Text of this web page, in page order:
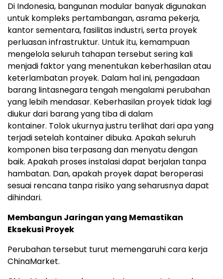
Di Indonesia, bangunan modular banyak digunakan
untuk kompleks pertambangan, asrama pekerja,
kantor sementara, fasilitas industri, serta proyek
perluasan infrastruktur. Untuk itu, kemampuan
mengelola seluruh tahapan tersebut sering kali
menjadi faktor yang menentukan keberhasilan atau
keterlambatan proyek. Dalam hal ini, pengadaan
barang lintasnegara tengah mengalami perubahan
yang lebih mendasar. Keberhasilan proyek tidak lagi
diukur dari barang yang tiba di dalam
kontainer. Tolok ukurnya justru terlihat dari apa yang
terjadi setelah kontainer dibuka. Apakah seluruh
komponen bisa terpasang dan menyatu dengan
baik. Apakah proses instalasi dapat berjalan tanpa
hambatan. Dan, apakah proyek dapat beroperasi
sesuai rencana tanpa risiko yang seharusnya dapat
dihindari.
Membangun Jaringan yang Memastikan
Eksekusi Proyek
Perubahan tersebut turut memengaruhi cara kerja
ChinaMarket.